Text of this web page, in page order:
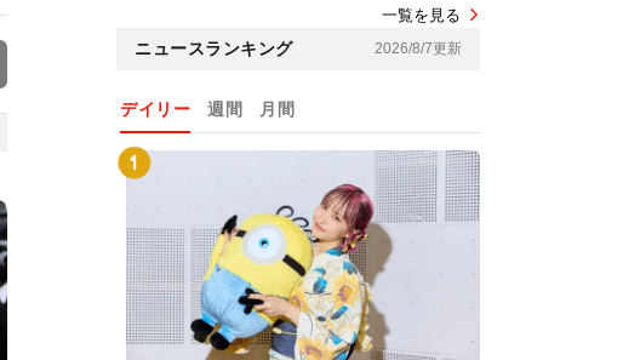
一覧を見る
ニュースランキング 2026/8/7更新
デイリー 週間 月間